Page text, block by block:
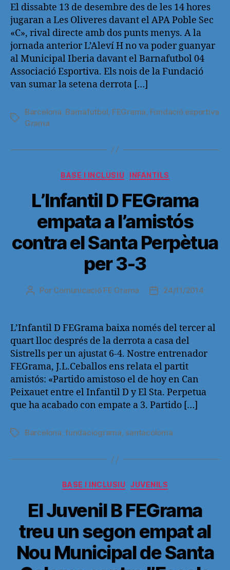
entrada entrada
El dissabte 13 de desembre des de les 14 hores
jugaran a Les Oliveres davant el APA Poble Sec
«C», rival directe amb dos punts menys. A la
jornada anterior L’Aleví H no va poder guanyar
al Municipal Iberia davant el Barnafutbol 04
Associació Esportiva. Els nois de la Fundació
van sumar la setena derrota […]
Etiquetas
Barcelona Barnafutbol FEGrama Fundació esportiva
Grama
Categorías
BASE I INCLUSIU INFANTILS
L’Infantil D FEGrama
empata a l’amistós
contra el Santa Perpètua
per 3-3
Autor
entrada
Por Comunicació FE Grama
Fecha
entrada
24/11/2014
L’Infantil D FEGrama baixa només del tercer al
quart lloc després de la derrota a casa del
Sistrells per un ajustat 6-4. Nostre entrenador
FEGrama, J.L.Ceballos ens relata el partit
amistós: «Partido amistoso el de hoy en Can
Peixauet entre el Infantil D y El Sta. Perpetua
que ha acabado con empate a 3. Partido […]
Etiquetas
Barcelona, fundaciograma, santacoloma
Categorías
BASE I INCLUSIU JUVENILS
El Juvenil B FEGrama
treu un segon empat al
Nou Municipal de Santa